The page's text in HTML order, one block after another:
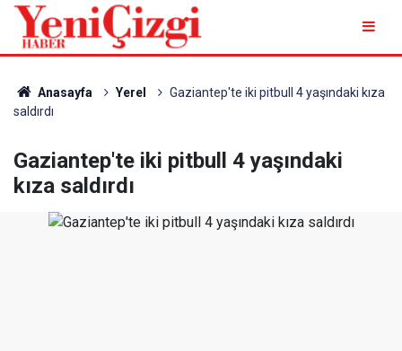
Anasayfa Yerel
Gaziantep'te iki pitbull 4 yaşındaki kıza
saldırdı
Gaziantep'te iki pitbull 4 yaşındaki
kıza saldırdı